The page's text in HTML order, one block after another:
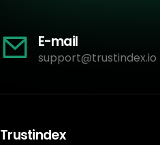
E-mail
support@trustindex.io
Trustindex